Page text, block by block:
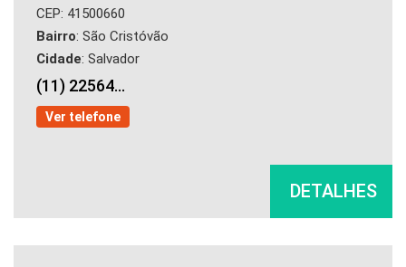
CEP: 41500660
Bairro: São Cristóvão
Cidade: Salvador
(11) 22564...
Ver telefone
DETALHES